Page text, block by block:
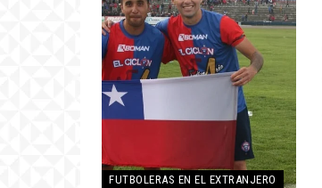
FUTBOLERAS EN EL EXTRANJERO